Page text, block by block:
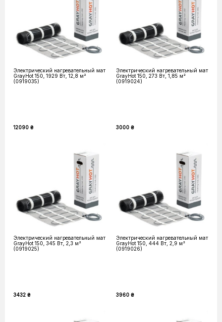
Электрический нагревательный мат
GrayHot 150, 1929 Вт, 12,8 м²
(0919035)
12090 ₴
Электрический нагревательный мат
GrayHot 150, 273 Вт, 1,85 м²
(0919024)
3000 ₴
Электрический нагревательный мат
GrayHot 150, 345 Вт, 2,3 м²
(0919025)
3432 ₴
Электрический нагревательный мат
GrayHot 150, 444 Вт, 2,9 м²
(0919026)
3960 ₴